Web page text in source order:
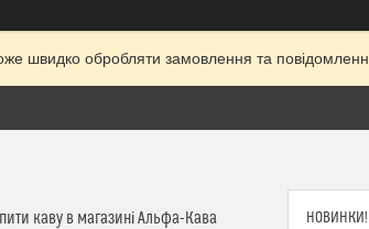
швидко обробляти замовлення та
каву в магазині Альфа-Кава НОВИНКИ!